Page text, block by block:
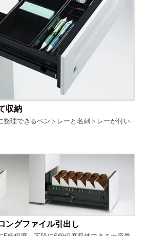
収納
整理できるペントレーと名刺トレーが付い
ングファイル引出し